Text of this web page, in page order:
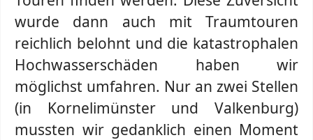
wurde dann auch mit Traumtouren
reichlich belohnt und die katastrophalen
Hochwasserschäden haben wir
möglichst umfahren. Nur an zwei Stellen
(in Kornelimünster und Valkenburg)
mussten wir gedanklich einen Moment